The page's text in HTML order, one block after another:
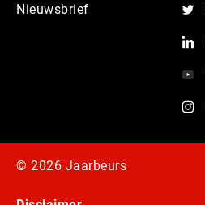
Nieuwsbrief
© 2026 Jaarbeurs